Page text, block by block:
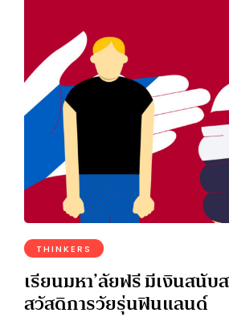
THINKERS
เรียนมหา’ลัยฟรี มีเงินสนับ
สวัสดิการวัยรุ่นฟินแลนด์